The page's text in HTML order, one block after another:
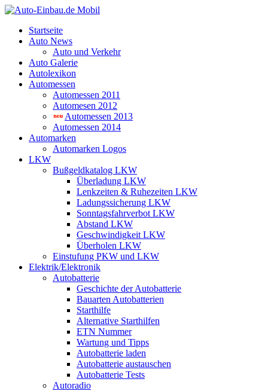
Startseite
Auto News
Auto und Verkehr
Auto Galerie
Autolexikon
Automessen
Automessen 2011
Automesen 2012
Automessen 2013
Automessen 2014
Automarken
Automarken Logos
LKW
Bußgeldkatalog LKW
Überladung LKW
Lenkzeiten & Ruhezeiten LKW
Ladungssicherung LKW
Sonntagsfahrverbot LKW
Abstand LKW
Geschwindigkeit LKW
Überholen LKW
Einstufung PKW und LKW
Elektrik/Elektronik
Autobatterie
Geschichte der Autobatterie
Bauarten Autobatterien
Starthilfe
Alternative Starthilfen
ETN Nummer
Wartung und Tipps
Autobatterie laden
Autobatterie austauschen
Autobatterie Tests
Autoradio